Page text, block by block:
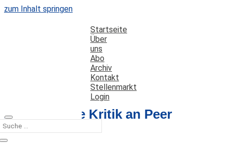
zum Inhalt springen
Startseite
Über
uns
Abo
Archiv
Kontakt
Stellenmarkt
Login
Zunehmende Kritik an Peer
Review